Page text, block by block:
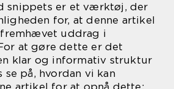
snippets er et værktøj, der
for, at denne artikel
uddrag i
at gøre dette er det
klar og informativ struktur
se på, hvordan vi kan
artikel for at opnå dette: